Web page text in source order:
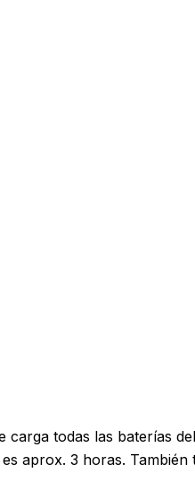
todas las baterías
aprox. 3 horas. También